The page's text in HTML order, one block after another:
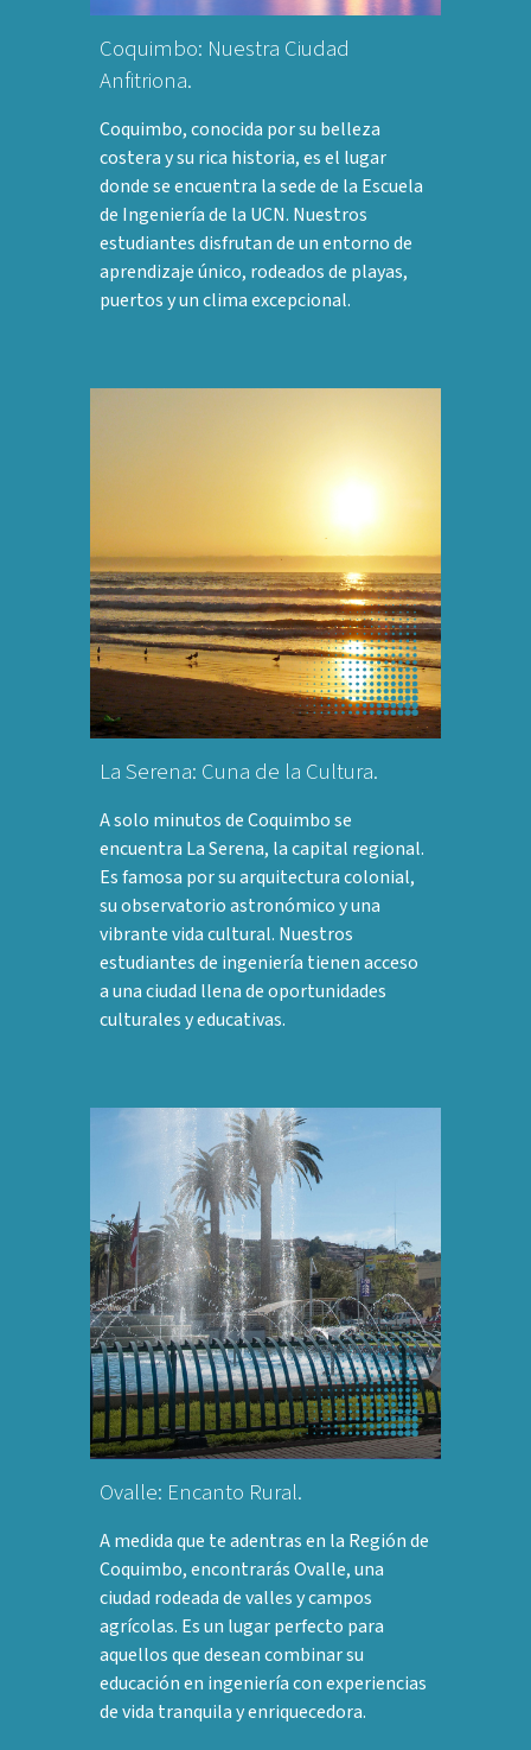
Coquimbo: Nuestra Ciudad
Anfitriona.
Coquimbo, conocida por su belleza
costera y su rica historia, es el lugar
donde se encuentra la sede de la Escuela
de Ingeniería de la UCN. Nuestros
estudiantes disfrutan de un entorno de
aprendizaje único, rodeados de playas,
puertos y un clima excepcional.
La Serena: Cuna de la Cultura.
A solo minutos de Coquimbo se
encuentra La Serena, la capital regional.
Es famosa por su arquitectura colonial,
su observatorio astronómico y una
vibrante vida cultural. Nuestros
estudiantes de ingeniería tienen acceso
a una ciudad llena de oportunidades
culturales y educativas.
Ovalle: Encanto Rural.
A medida que te adentras en la Región de
Coquimbo, encontrarás Ovalle, una
ciudad rodeada de valles y campos
agrícolas. Es un lugar perfecto para
aquellos que desean combinar su
educación en ingeniería con experiencias
de vida tranquila y enriquecedora.